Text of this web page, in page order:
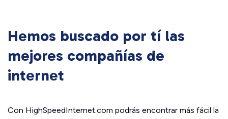
Hemos buscado por tí las
mejores compañías de
internet
Con HighSpeedInternet.com podrás encontrar más fácil la